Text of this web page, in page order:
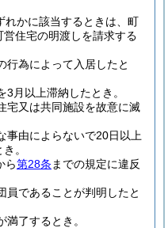
れかに該当するときは、町
住宅の明渡しを請求する
行為によって入居したと
月以上滞納したとき。
宅又は共同施設を故意に滅
事由によらないで20日以上
。
ら第28条 までの規定に違反
員であることが判明したと
了するとき。